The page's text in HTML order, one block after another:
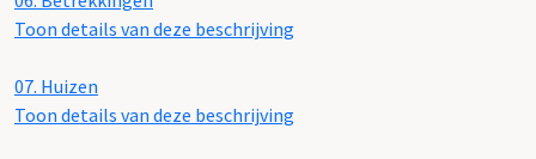
Toon details van deze beschrijving
07. Huizen
Toon details van deze beschrijving